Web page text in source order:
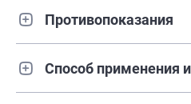
Противопоказания
Способ применения